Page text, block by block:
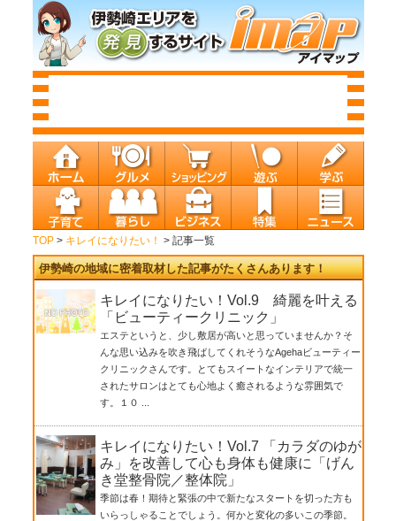
TOP> キレイになりたい！ > 記事一覧
伊勢崎の地域に密着取材した記事がたくさんあります！
キレイになりたい！Vol.9 綺麗を叶える
「ビューティークリニック」
エステというと、少し敷居が高いと思っていませんか？そ
んな思い込みを吹き飛ばしてくれそうなAgehaビューティー
クリニックさんです。とてもスイートなインテリアで統一
されたサロンはとても心地よく癒されるような雰囲気で
す。１０ ...
キレイになりたい！Vol.7 「カラダのゆが
み」を改善して心も身体も健康に「げん
き堂整骨院／整体院」
季節は春！期待と緊張の中で新たなスタートを切った方も
いらっしゃることでしょう。何かと変化の多いこの季節。